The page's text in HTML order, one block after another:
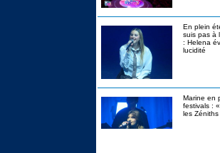
En plein
suis pas à
: Helena
lucidité
Marine en
festivals :
les